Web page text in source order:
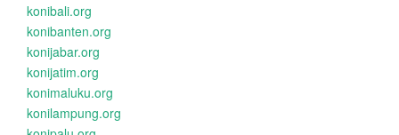
konibali.org
konibanten.org
konijabar.org
konijatim.org
konimaluku.org
konilampung.org